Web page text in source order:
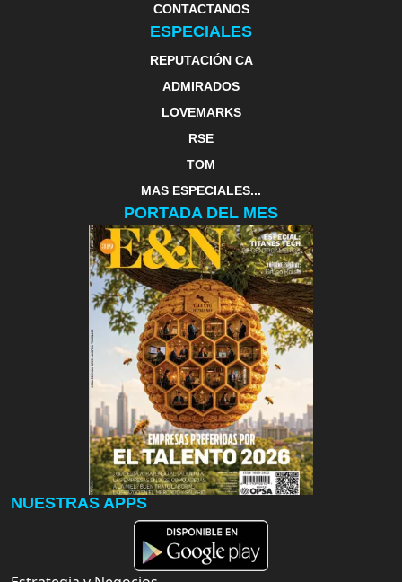
CONTACTANOS
ESPECIALES
REPUTACIÓN CA
ADMIRADOS
LOVEMARKS
RSE
TOM
MAS ESPECIALES...
PORTADA DEL MES
NUESTRAS APPS